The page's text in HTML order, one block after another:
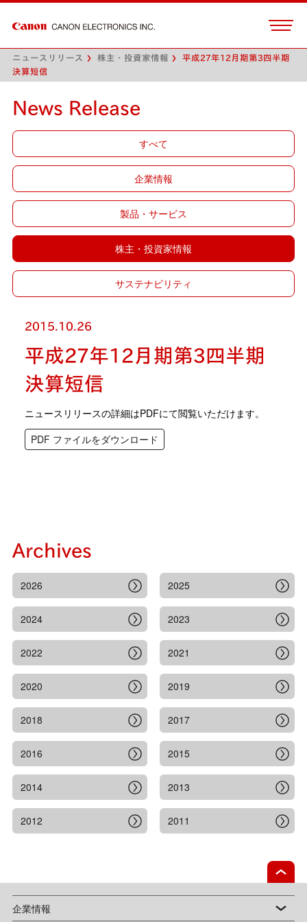
ニュースリリース 株主・投資家情報
平成27年12月期第3四半期
決算短信
News Release
すべて
企業情報
製品・サービス
株主・投資家情報
サステナビリティ
2015.10.26
平成27年12月期第3四半期
決算短信
ニュースリリースの詳細はPDFにて閲覧いただけます。
PDF ファイルをダウンロード
Archives
2026 2025
2024 2023
2022 2021
2020 2019
2018 2017
2016 2015
2014 2013
2012 2011
企業情報